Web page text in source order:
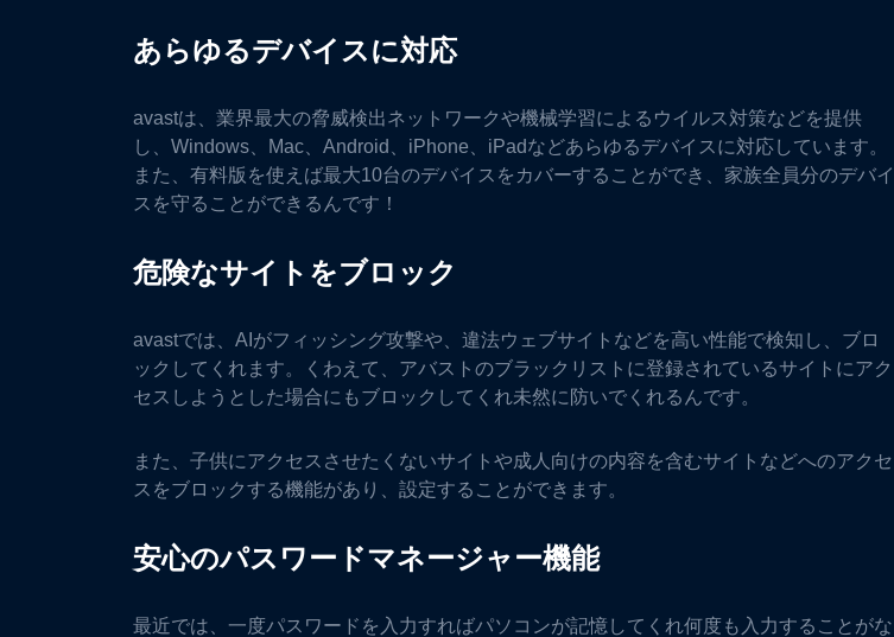
あらゆるデバイスに対応
avastは、業界最大の脅威検出ネットワークや機械学習によるウイルス対策などを提供
し、Windows、Mac、Android、iPhone、iPadなどあらゆるデバイスに対応しています。
また、有料版を使えば最大10台のデバイスをカバーすることができ、家族全員分のデバイ
スを守ることができるんです！
危険なサイトをブロック
avastでは、AIがフィッシング攻撃や、違法ウェブサイトなどを高い性能で検知し、ブロ
ックしてくれます。くわえて、アバストのブラックリストに登録されているサイトにアク
セスしようとした場合にもブロックしてくれ未然に防いでくれるんです。
また、子供にアクセスさせたくないサイトや成人向けの内容を含むサイトなどへのアクセ
スをブロックする機能があり、設定することができます。
安心のパスワードマネージャー機能
最近では、一度パスワードを入力すればパソコンが記憶してくれ何度も入力することがな